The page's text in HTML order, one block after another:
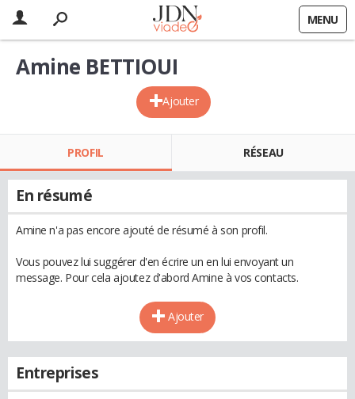
MENU
Ajouter
Amine BETTIOUI
PROFIL RÉSEAU
En résumé
Amine n'a pas encore ajouté de résumé à son profil.
Vous pouvez lui suggérer d'en écrire un en lui envoyant un
message. Pour cela ajoutez d'abord Amine à vos contacts.
Ajouter
Entreprises